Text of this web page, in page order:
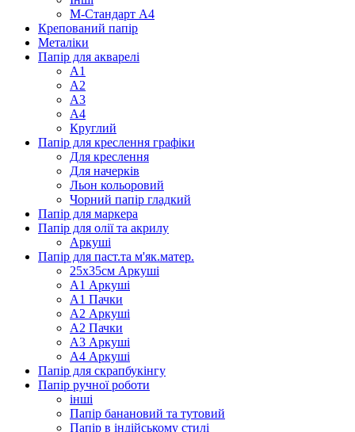
М-Стандарт А4
Крепований папір
Металіки
Папір для акварелі
А1
А2
А3
А4
Круглий
Папір для креслення графіки
Для креслення
Для начерків
Льон кольоровий
Чорний папір гладкий
Папір для маркера
Папір для олії та акрилу
Аркуші
Папір для паст.та м'як.матер.
25х35см Аркуші
А1 Аркуші
А1 Пачки
А2 Аркуші
А2 Пачки
А3 Аркуші
А4 Аркуші
Папір для скрапбукінгу
Папір ручної роботи
інші
Папір банановий та тутовий
Папір в індійському стилі